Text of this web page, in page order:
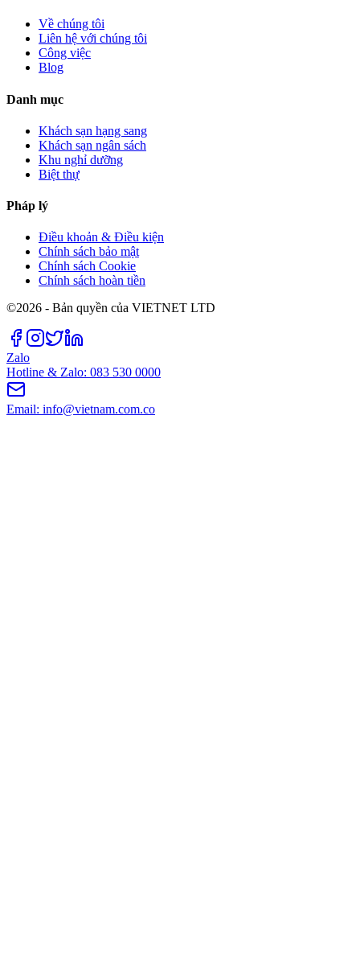
Về chúng tôi
Liên hệ với chúng tôi
Công việc
Blog
Danh mục
Khách sạn hạng sang
Khách sạn ngân sách
Khu nghỉ dưỡng
Biệt thự
Pháp lý
Điều khoản & Điều kiện
Chính sách bảo mật
Chính sách Cookie
Chính sách hoàn tiền
©2026 - Bản quyền của VIETNET LTD
Zalo
Hotline & Zalo: 083 530 0000
Email: info@vietnam.com.co